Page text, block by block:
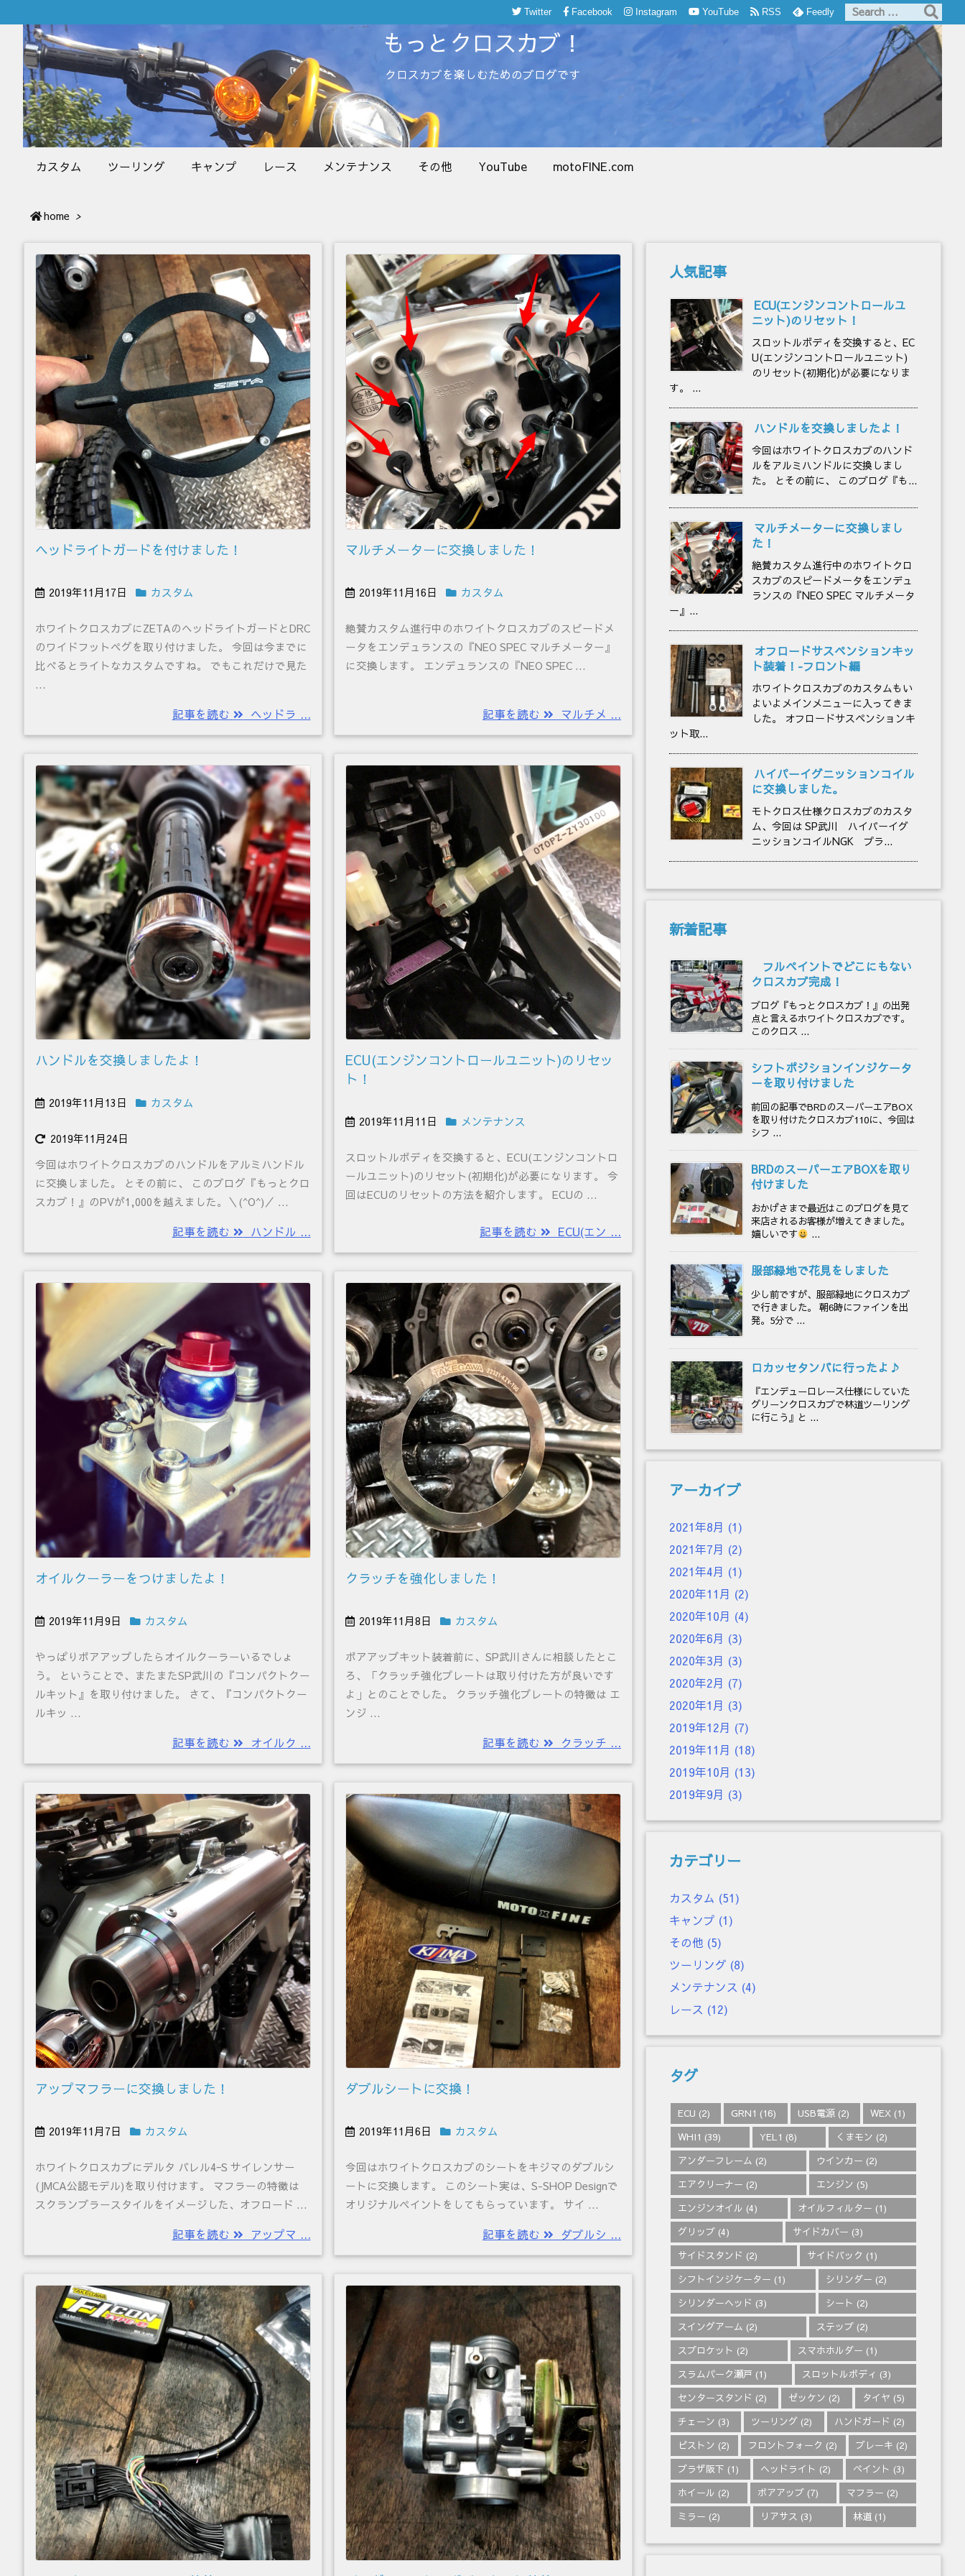
もっとクロスカブ！
クロスカブを楽しむためのブログです
カスタム ツーリング キャンプ レース メンテナンス その他 YouTube motoFINE.com
Twitter Facebook Instagram YouTube RSS Feedly
home >
ヘッドライトガードを付けました！
2019年11月17日 カスタム
ホワイトクロスカブにZETAのヘッドライトガードとDRC
のワイドフットペグを取り付けました。 今回は今までに
比べるとライトなカスタムですね。 でもこれだけで見た
...
記事を読む ヘッドラ ...
マルチメーターに交換しました！
2019年11月16日 カスタム
絶賛カスタム進行中のホワイトクロスカブのスピードメ
ータをエンデュランスの『NEO SPEC マルチメーター』
に交換します。 エンデュランスの『NEO SPEC ...
記事を読む マルチメ ...
ハンドルを交換しましたよ！
2019年11月13日 カスタム
2019年11月24日
今回はホワイトクロスカブのハンドルをアルミハンドル
に交換しました。 とその前に、 このブログ『もっとクロ
スカブ！』のPVが1,000を越えました。＼(^O^)／ ...
記事を読む ハンドル ...
ECU(エンジンコントロールユニット)のリセッ
ト！
2019年11月11日 メンテナンス
スロットルボディを交換すると、ECU(エンジンコントロ
ールユニット)のリセット(初期化)が必要になります。 今
回はECUのリセットの方法を紹介します。 ECUの ...
記事を読む ECU(エン ...
オイルクーラーをつけましたよ！
2019年11月9日 カスタム
やっぱりボアアップしたらオイルクーラーいるでしょ
う。 ということで、またまたSP武川の『コンパクトクー
ルキット』を取り付けました。 さて、『コンパクトクー
ルキッ ...
記事を読む オイルク ...
クラッチを強化しました！
2019年11月8日 カスタム
ボアアップキット装着前に、SP武川さんに相談したとこ
ろ、「クラッチ強化プレートは取り付けた方が良いです
よ」とのことでした。 クラッチ強化プレートの特徴は エ
ンジ ...
記事を読む クラッチ ...
アップマフラーに交換しました！
2019年11月7日 カスタム
ホワイトクロスカブにデルタ バレル4ｰS サイレンサー
(JMCA公認モデル)を取り付けます。 マフラーの特徴は
スクランブラースタイルをイメージした、オフロード ...
記事を読む アップマ ...
ダブルシートに交換！
2019年11月6日 カスタム
今回はホワイトクロスカブのシートをキジマのダブルシ
ートに交換します。 このシート実は、S-SHOP Designで
オリジナルペイントをしてもらっています。 サイ ...
記事を読む ダブルシ ...
人気記事
ECU(エンジンコントロールユ
ニット)のリセット！
スロットルボディを交換すると、EC
U(エンジンコントロールユニット)
のリセット(初期化)が必要になりま
す。 ...
ハンドルを交換しましたよ！
今回はホワイトクロスカブのハンド
ルをアルミハンドルに交換しまし
た。 とその前に、 このブログ『も...
マルチメーターに交換しまし
た！
絶賛カスタム進行中のホワイトクロ
スカブのスピードメータをエンデュ
ランスの『NEO SPEC マルチメータ
ー』...
オフロードサスペンションキッ
ト装着！-フロント編
ホワイトクロスカブのカスタムもい
よいよメインメニューに入ってきま
した。 オフロードサスペンションキ
ット取...
ハイパーイグニッションコイル
に交換しました。
モトクロス仕様クロスカブのカスタ
ム、今回は SP武川 ハイパーイグ
ニッションコイルNGK プラ...
新着記事
フルペイントでどこにもない
クロスカブ完成！
ブログ『もっとクロスカブ！』の出発
点と言えるホワイトクロスカブです。
このクロス ...
シフトポジションインジケータ
ーを取り付けました
前回の記事でBRDのスーパーエアBOX
を取り付けたクロスカブ110に、今回は
シフ ...
BRDのスーパーエアBOXを取り
付けました
おかげさまで最近はこのブログを見て
来店されるお客様が増えてきました。
嬉しいです
...
服部緑地で花見をしました
少し前ですが、服部緑地にクロスカブ
で行きました。 朝6時にファインを出
発。5分で ...
ロカッセタンバに行ったよ♪
『エンデューロレース仕様にしていた
グリーンクロスカブで林道ツーリング
に行こう』と ...
アーカイブ
2021年8月 (1)
2021年7月 (2)
2021年4月 (1)
2020年11月 (2)
2020年10月 (4)
2020年6月 (3)
2020年3月 (3)
2020年2月 (7)
2020年1月 (3)
2019年12月 (7)
2019年11月 (18)
2019年10月 (13)
2019年9月 (3)
カテゴリー
カスタム (51)
キャンプ (1)
その他 (5)
ツーリング (8)
メンテナンス (4)
レース (12)
タグ
ECU (2) GRN1 (16) USB電源(2) WEX(1)
WHI1 (39) YEL1 (8) くまモン (2)
アンダーフレーム (2) ウインカー (2)
エアクリーナー (2) エンジン (5)
エンジンオイル (4) オイルフィルター (1)
グリップ (4) サイドカバー (3)
サイドスタンド (2) サイドバック (1)
シフトインジケーター (1) シリンダー (2)
シリンダーヘッド (3) シート (2)
スイングアーム (2) ステップ(2)
スプロケット (2) スマホホルダー (1)
スラムパーク瀬戸 (1) スロットルボディ (3)
センタースタンド (2) ゼッケン (2) タイヤ (5)
チェーン (3) ツーリング (2) ハンドガード (2)
ピストン (2) フロントフォーク (2) ブレーキ (2)
プラザ阪下 (1) ヘッドライト (2) ペイント (3)
ホイール (2) ボアアップ (7) マフラー (2)
ミラー (2) リアサス (3) 林道(1)